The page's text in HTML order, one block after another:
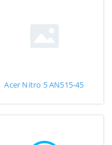
Acer Nitro 5 AN515-45